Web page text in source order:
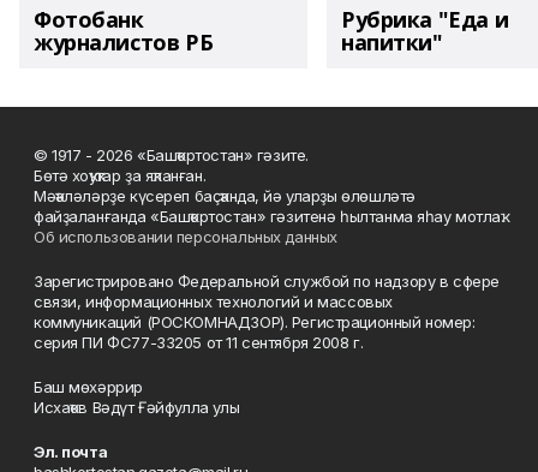
Фотобанк
журналистов РБ
Рубрика "Еда и
напитки"
© 1917 - 2026 «Башҡортостан» гәзите.
Бөтә хоҡуҡтар ҙа яҡланған.
Мәҡәләләрҙе күсереп баҫҡанда, йә уларҙы өлөшләтә
файҙаланғанда «Башҡортостан» гәзитенә һылтанма яһау мотлаҡ.
Об использовании персональных данных
Зарегистрировано Федеральной службой по надзору в сфере
связи, информационных технологий и массовых
коммуникаций (РОСКОМНАДЗОР). Регистрационный номер:
серия ПИ ФС77-33205 от 11 сентября 2008 г.
Баш мөхәррир
Исхаҡов Вәдүт Ғәйфулла улы
Эл. почта